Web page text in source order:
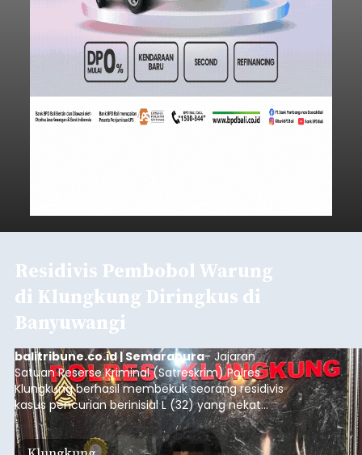
Residivis Pembobol Warung
di Klungkung Diringkus di
Banyuwangi
balitribune.co.id | Semarapura- Jajaran
Satuan Reserse Kriminal (Satreskrim) Polres
Klungkung berhasil membekuk seorang residivis
kasus pencurian berinisial L (32) yang nekat
membobol warung milik warga di Jalan Galang
Sanja, Dusun Kanginan, Desa Paksebali,